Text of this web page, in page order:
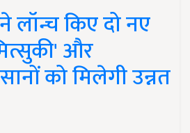
किए दो नए
और
को मिलेगी उन्नत